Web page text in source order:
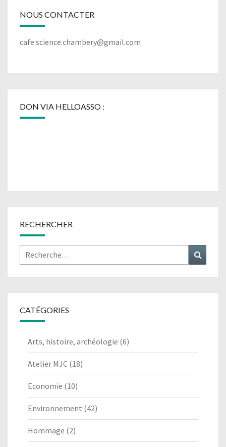
NOUS CONTACTER
cafe.science.chambery@gmail.com
DON VIA HELLOASSO :
RECHERCHER
Rechercher :
CATÉGORIES
Arts, histoire, archéologie (6)
Atelier MJC (18)
Economie (10)
Environnement (42)
Hommage (2)